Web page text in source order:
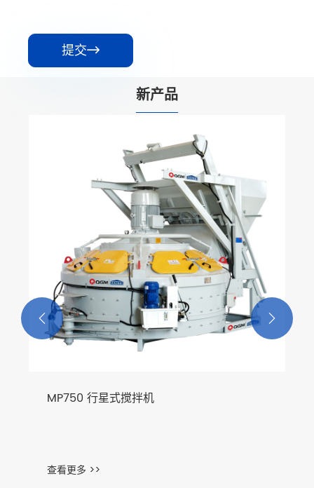
提交
新产品
MP750 行星式搅拌机
查看更多 >>
 